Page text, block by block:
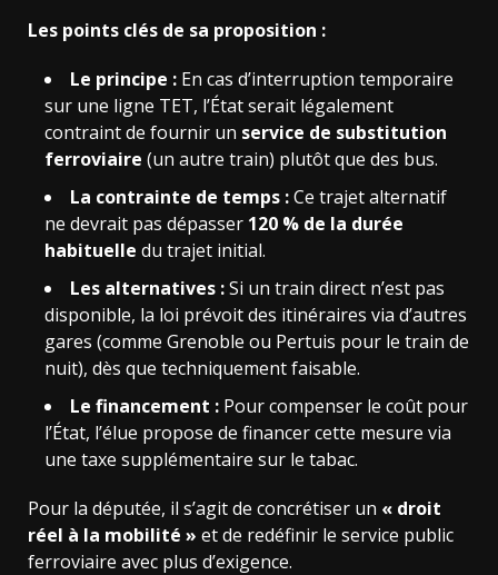
Les points clés de sa proposition :
Le principe : En cas d’interruption temporaire
sur une ligne TET, l’État serait légalement
contraint de fournir un service de substitution
ferroviaire (un autre train) plutôt que des bus.
La contrainte de temps :Ce trajet alternatif
ne devrait pas dépasser 120 % de la durée
habituelle du trajet initial.
Les alternatives :Si un train direct n’est pas
disponible, la loi prévoit des itinéraires via d’autres
gares (comme Grenoble ou Pertuis pour le train de
nuit), dès que techniquement faisable.
Le financement : Pour compenser le coût pour
l’État, l’élue propose de financer cette mesure via
une taxe supplémentaire sur le tabac.
Pour la députée, il s’agit de concrétiser un « droit
réel à la mobilité » et de redéfinir le service public
ferroviaire avec plus d’exigence.